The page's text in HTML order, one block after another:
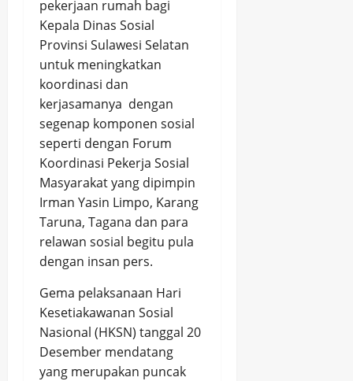
pekerjaan rumah bagi
Kepala Dinas Sosial
Provinsi Sulawesi Selatan
untuk meningkatkan
koordinasi dan
kerjasamanya dengan
segenap komponen sosial
seperti dengan Forum
Koordinasi Pekerja Sosial
Masyarakat yang dipimpin
Irman Yasin Limpo, Karang
Taruna, Tagana dan para
relawan sosial begitu pula
dengan insan pers.
Gema pelaksanaan Hari
Kesetiakawanan Sosial
Nasional (HKSN) tanggal 20
Desember mendatang
yang merupakan puncak